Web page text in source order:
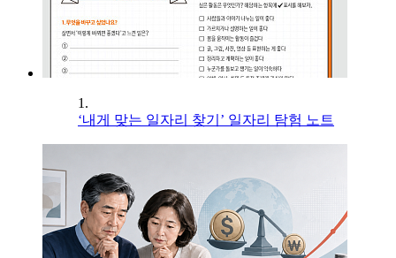
1.
‘내게 맞는 일자리 찾기’ 일자리 탐험 노트